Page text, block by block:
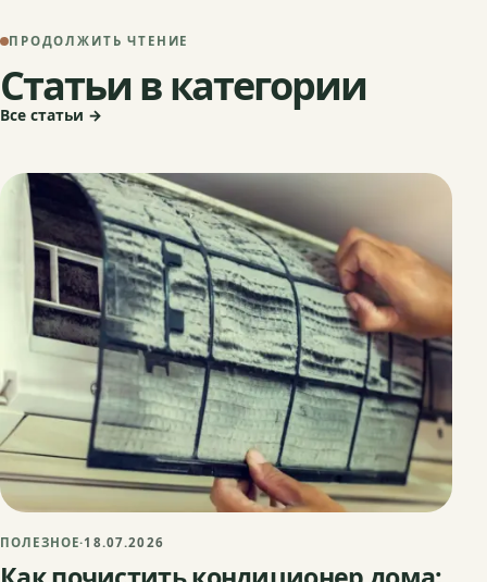
ПРОДОЛЖИТЬ ЧТЕНИЕ
Статьи в категории
Все статьи →
ПОЛЕЗНОЕ·18.07.2026